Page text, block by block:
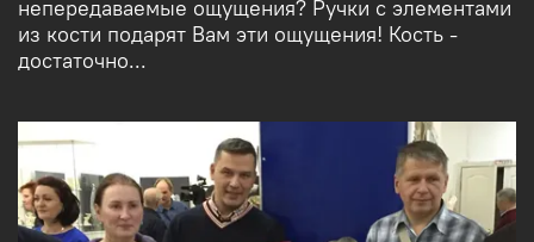
непередаваемые ощущения? Ручки с элементами
из кости подарят Вам эти ощущения! Кость -
достаточно...